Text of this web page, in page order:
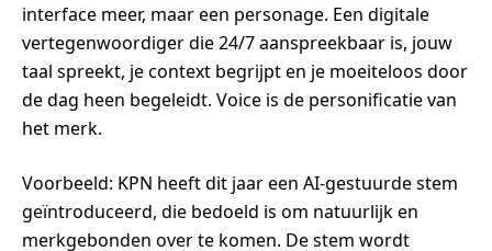
interface meer, maar een personage. Een digitale
vertegenwoordiger die 24/7 aanspreekbaar is, jouw
taal spreekt, je context begrijpt en je moeiteloos door
de dag heen begeleidt. Voice is de personificatie van
het merk.
Voorbeeld: KPN heeft dit jaar een AI-gestuurde stem
geïntroduceerd, die bedoeld is om natuurlijk en
merkgebonden over te komen. De stem wordt